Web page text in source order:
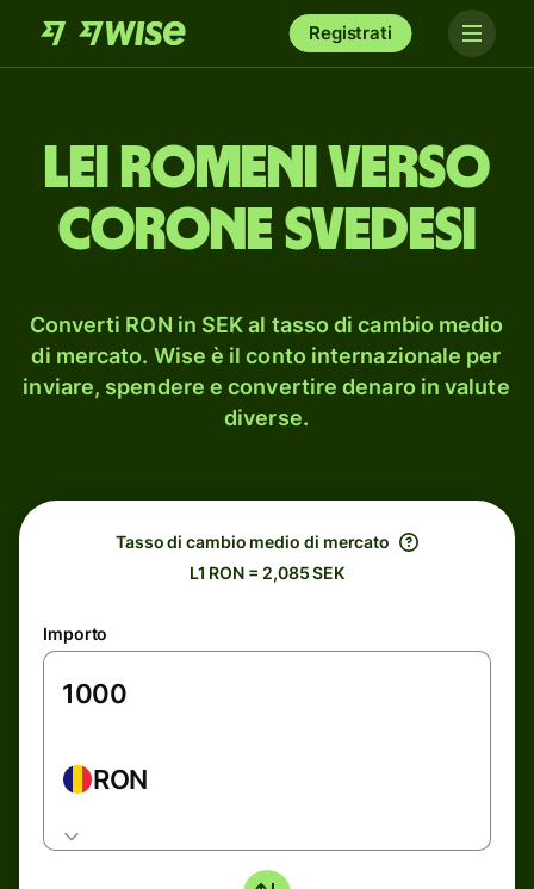
Registrati
lei romeni verso
corone svedesi
Converti RON in SEK al tasso di cambio medio
di mercato. Wise è il conto internazionale per
inviare, spendere e convertire denaro in valute
diverse.
Tasso di cambio medio di mercato
L1 RON = 2,085 SEK
Importo
RON